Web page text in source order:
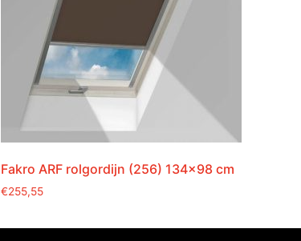
Fakro ARF rolgordijn (256) 134×98 cm
€255,55